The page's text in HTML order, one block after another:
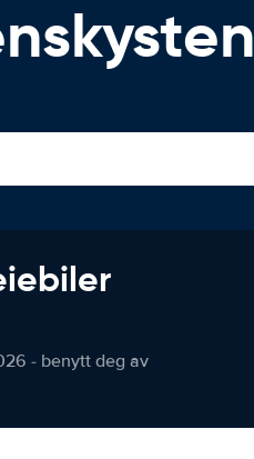
- benytt deg av